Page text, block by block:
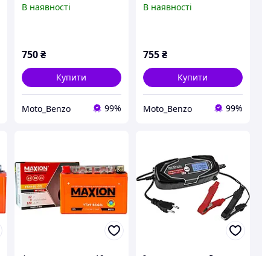
UTX5L BS (YTX5L BS)
В наявності
750 ₴
Купити
Moto_Benzo 99%
високий 12N5L BS (YB5L
В наявності
755₴
Купити
Moto_Benzo 99%